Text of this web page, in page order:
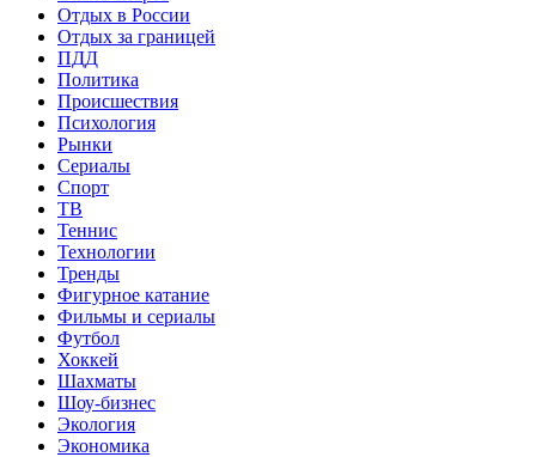
Отдых в России
Отдых за границей
ПДД
Политика
Происшествия
Психология
Рынки
Сериалы
Спорт
ТВ
Теннис
Технологии
Тренды
Фигурное катание
Фильмы и сериалы
Футбол
Хоккей
Шахматы
Шоу-бизнес
Экология
Экономика